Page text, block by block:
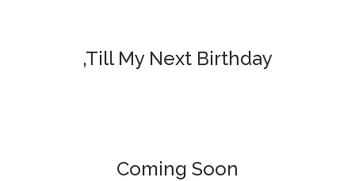
‚Till My Next Birthday
Coming Soon